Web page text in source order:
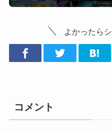
よかったら
コメント